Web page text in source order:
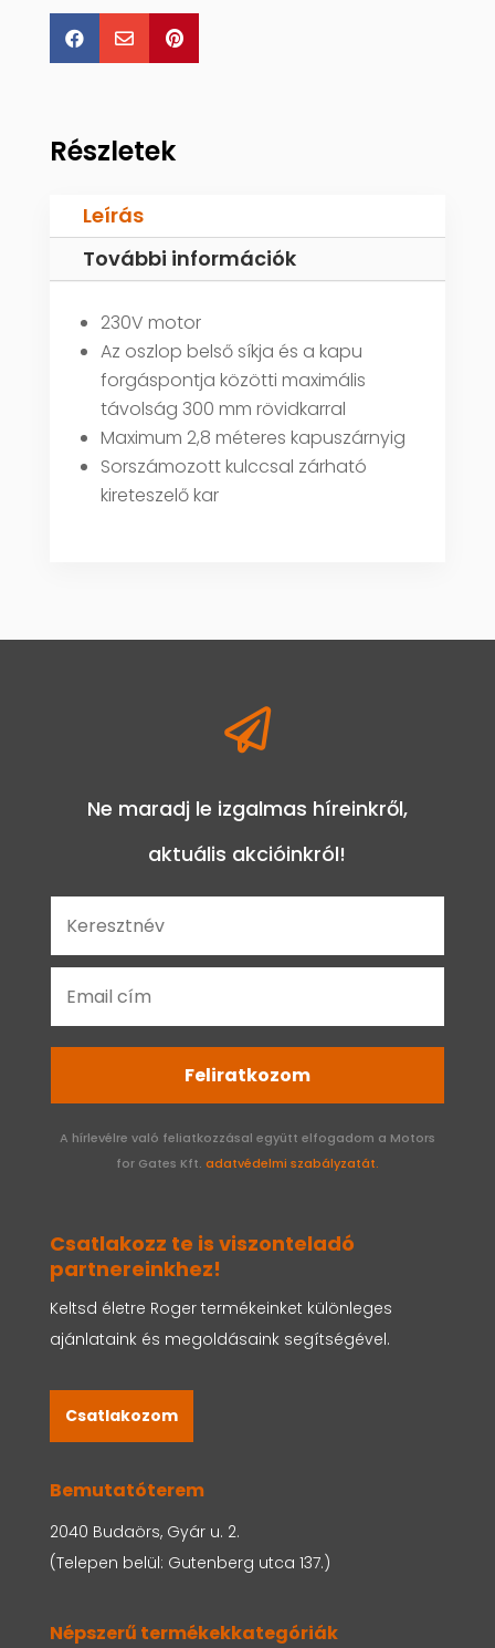
  
Részletek
Leírás
További információk
230V motor
Az oszlop belső síkja és a kapu
forgáspontja közötti maximális
távolság 300 mm rövidkarral
Maximum 2,8 méteres kapuszárnyig
Sorszámozott kulccsal zárható
kireteszelő kar

Ne maradj le izgalmas híreinkről,
aktuális akcióinkról!
Feliratkozom
A hírlevélre való feliatkozzásal együtt elfogadom a Motors
for Gates Kft. adatvédelmi szabályzatát.
Csatlakozz te is viszonteladó
partnereinkhez!
Keltsd életre Roger termékeinket különleges
ajánlataink és megoldásaink segítségével.
Csatlakozom
Bemutatóterem
2040 Budaörs, Gyár u. 2.
(Telepen belül: Gutenberg utca 137.)
Népszerű termékekkategóriák